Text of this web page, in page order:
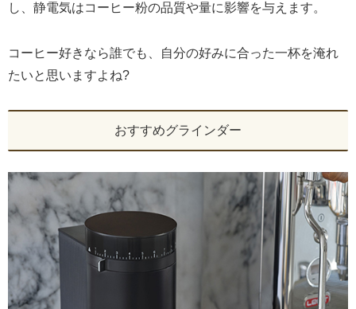
し、静電気はコーヒー粉の品質や量に影響を与えます。
コーヒー好きなら誰でも、自分の好みに合った一杯を淹れ
たいと思いますよね?
おすすめグラインダー